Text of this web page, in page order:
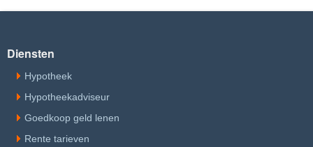
Diensten
Hypotheek
Hypotheekadviseur
Goedkoop geld lenen
Rente tarieven